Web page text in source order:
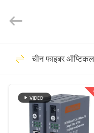
उत्पादों
Copyright
2025
optics.com.
Reserved.
फाइबर
चीन फाइबर